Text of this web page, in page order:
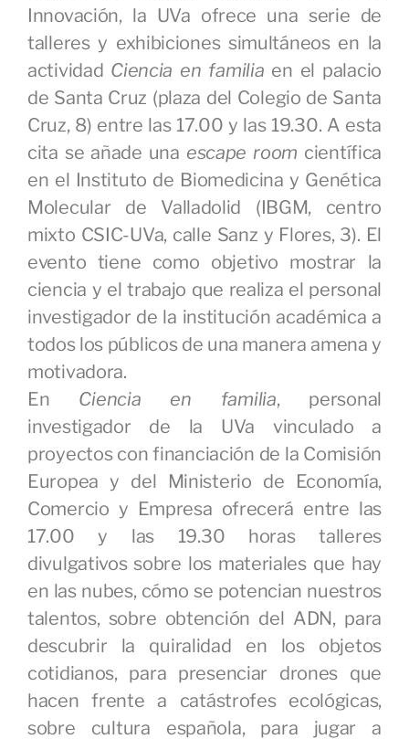
Innovación, la UVa ofrece una serie de
talleres y exhibiciones simultáneos en la
actividad Ciencia en familia en el palacio
de Santa Cruz (plaza del Colegio de Santa
Cruz, 8) entre las 17.00 y las 19.30. A esta
cita se añade una escape room científica
en el Instituto de Biomedicina y Genética
Molecular de Valladolid (IBGM, centro
mixto CSIC-UVa, calle Sanz y Flores, 3). El
evento tiene como objetivo mostrar la
ciencia y el trabajo que realiza el personal
investigador de la institución académica a
todos los públicos de una manera amena y
motivadora.
En Ciencia en familia, personal
investigador de la UVa vinculado a
proyectos con financiación de la Comisión
Europea y del Ministerio de Economía,
Comercio y Empresa ofrecerá entre las
17.00 y las 19.30 horas talleres
divulgativos sobre los materiales que hay
en las nubes, cómo se potencian nuestros
talentos, sobre obtención del ADN, para
descubrir la quiralidad en los objetos
cotidianos, para presenciar drones que
hacen frente a catástrofes ecológicas,
sobre cultura española, para jugar a